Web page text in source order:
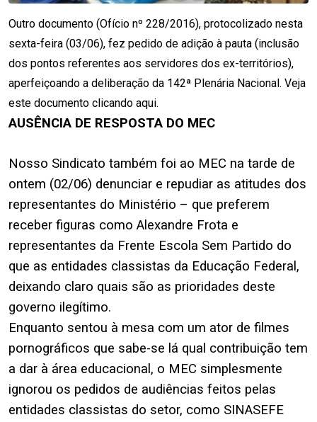
Outro documento (Ofício nº 228/2016), protocolizado nesta
sexta-feira (03/06), fez pedido de adição à pauta (inclusão
dos pontos referentes aos servidores dos ex-territórios),
aperfeiçoando a deliberação da 142ª Plenária Nacional. Veja
este documento clicando aqui.
AUSÊNCIA DE RESPOSTA DO MEC
Nosso Sindicato também foi ao MEC na tarde de
ontem (02/06) denunciar e repudiar as atitudes dos
representantes do Ministério – que preferem
receber figuras como Alexandre Frota e
representantes da Frente Escola Sem Partido do
que as entidades classistas da Educação Federal,
deixando claro quais são as prioridades deste
governo ilegítimo.
Enquanto sentou à mesa com um ator de filmes
pornográficos que sabe-se lá qual contribuição tem
a dar à área educacional , o MEC simplesmente
ignorou os pedidos de audiências feitos pelas
entidades classistas do setor, como SINASEFE